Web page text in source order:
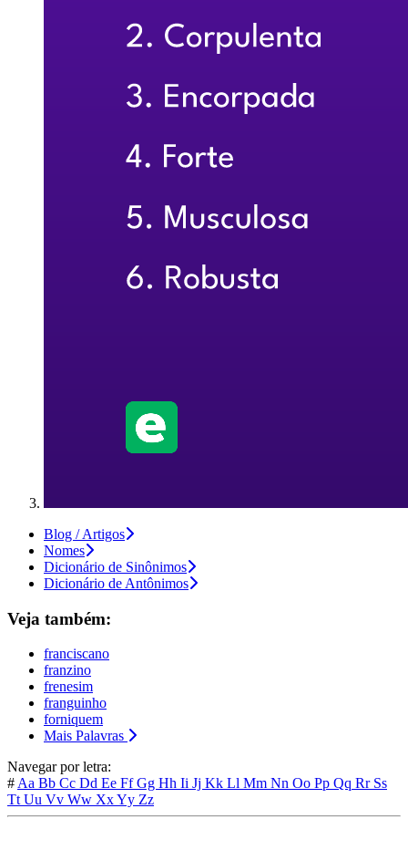
Blog / Artigos
Nomes
Dicionário de Sinônimos
Dicionário de Antônimos
Veja também:
franciscano
franzino
frenesim
franguinho
forniquem
Mais Palavras
Navegar por letra:
# Aa Bb Cc Dd Ee FfGg Hh Ii Jj Kk Ll Mm Nn Oo Pp Qq Rr Ss
Tt Uu Vv Ww XxYy Zz